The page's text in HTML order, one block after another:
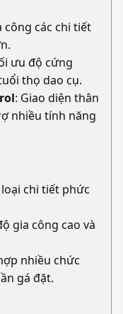
công các chi tiết
ưu độ cứng
thọ dao cụ.
: Giao diện thân
nhiều tính năng
chi tiết phức
gia công cao và
nhiều chức
gá đặt.